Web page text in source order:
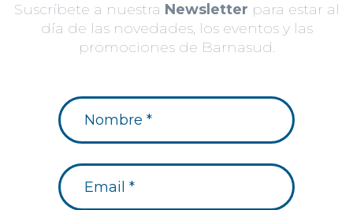
Suscríbete a nuestra Newsletter para estar al
día de las novedades, los eventos y las
promociones de Barnasud.